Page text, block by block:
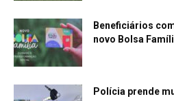
Beneficiários
novo Bolsa
Polícia prende